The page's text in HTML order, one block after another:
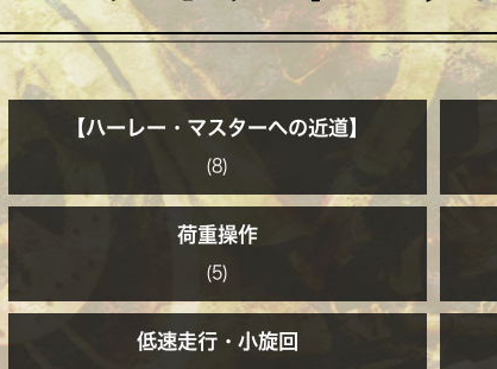
【ハーレー・マスターへの近道】
(8)
荷重操作
(5)
低速走行・小旋回